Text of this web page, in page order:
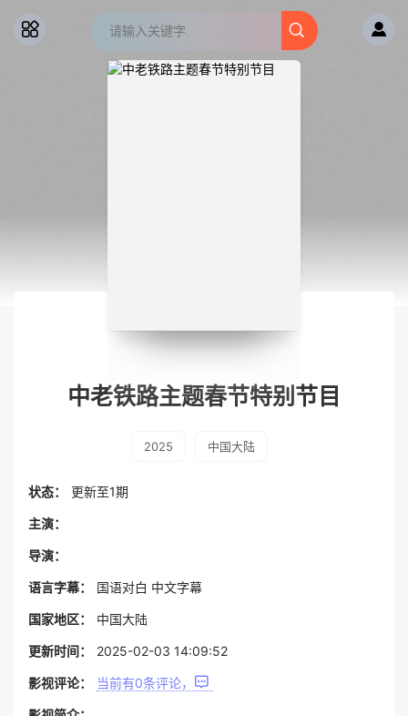
中老铁路主题春节特别节目
2025 中国大陆
状态： 更新至1期
主演：
导演：
语言字幕： 国语对白 中文字幕
国家地区： 中国大陆
更新时间： 2025-02-03 14:09:52
影视评论： 当前有0条评论，